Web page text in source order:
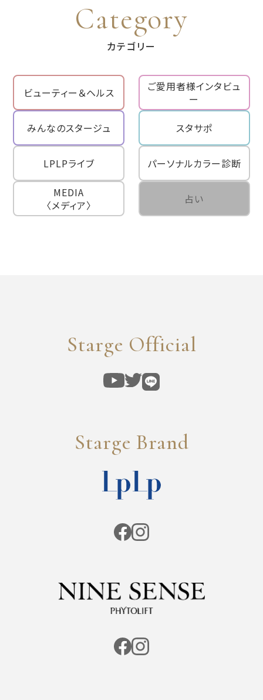
Category
カテゴリー
ビューティー＆ヘルス
ご愛用者様インタビュ
ー
みんなのスタージュ スタサポ
LPLPライブ パーソナルカラー診断
MEDIA
〈メディア〉
占い
Starge Official
Starge Brand